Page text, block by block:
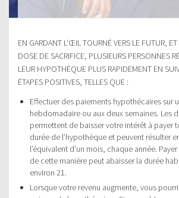
EN GARDANT L’ŒIL TOURNÉ VERS LE FUTUR,
DOSE DE SACRIFICE, PLUSIEURS PERSONNES
LEUR HYPOTHÈQUE PLUS RAPIDEMENT EN
ÉTAPES POSITIVES, TELLES QUE :
Effectuer des paiements hypothécaires sur
hebdomadaire ou aux deux semaines. Les
permettent de baisser votre intérêt à payer
durée de l’hypothèque et peuvent résulter
l’équivalent d’un mois, chaque année.
de cette manière peut abaisser la durée
environ 21.
Lorsque votre revenu augmente, vous